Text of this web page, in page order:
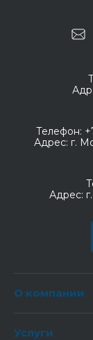
Телефон:
Адрес: г.
Адрес:
О компании
Услуги